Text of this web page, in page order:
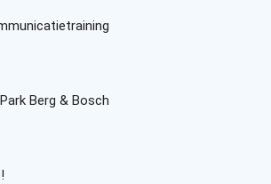
Berg & Bosch